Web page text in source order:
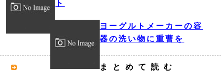
ト
ヨーグルトメーカーの容
器の洗い物に重曹を
まとめて読む